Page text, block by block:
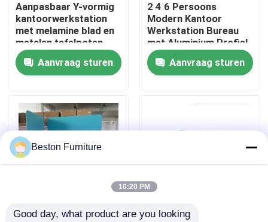
Kwaliteitscontrole
Neem contact met ons op
Nieuws
Gevallen
Bureau Werkstation Bureaus
Aanpasbaar Y-vormig
kantoorwerkstation
met melamine blad en
metalen tafelpoten
Aanvraag sturen
2 4 6 Persoons
Modern Kantoor
Werkstation Bureau
met Aluminium Profiel
Stof Materiaal en
30mm Dik Paneel
Aanvraag sturen
Aanpasbare grootte Modulair werkstation
Beston Furniture
10:20 PM
Good day, what product are you looking